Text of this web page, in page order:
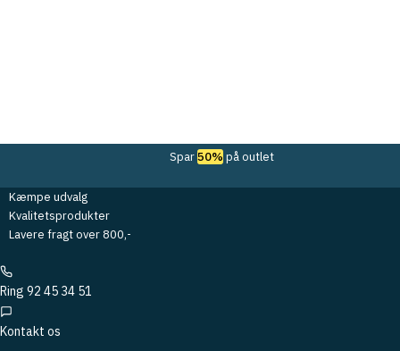
Kæmpe udvalg
Kvalitetsprodukter
Lavere fragt over 800,-
Spar50% på outlet
Ring 92 45 34 51
Kontakt os